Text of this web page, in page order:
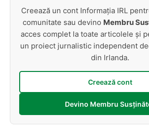
Creează un cont Informația IRL
comunitate sau devino Membru
acces complet la toate articolele și
un proiect jurnalistic independent
din Irlanda.
Creează cont
Devino Membru